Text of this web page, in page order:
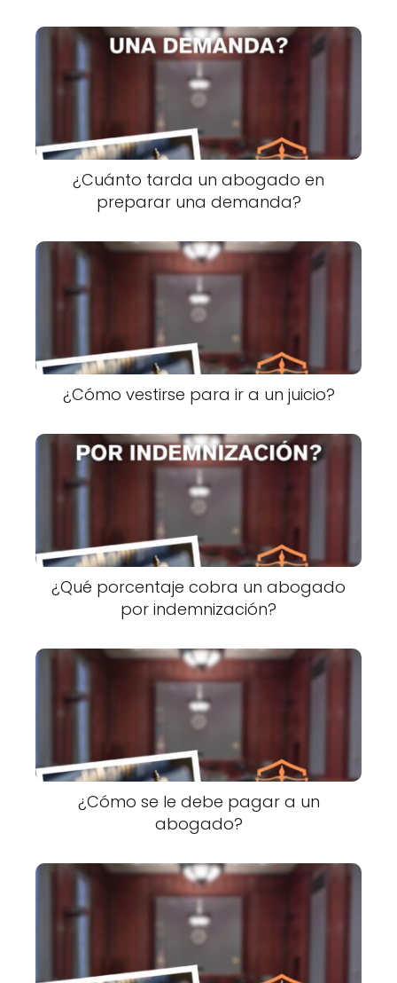
¿Cuánto tarda un abogado en
preparar una demanda?
¿Cómo vestirse para ir a un juicio?
¿Qué porcentaje cobra un abogado
por indemnización?
¿Cómo se le debe pagar a un
abogado?